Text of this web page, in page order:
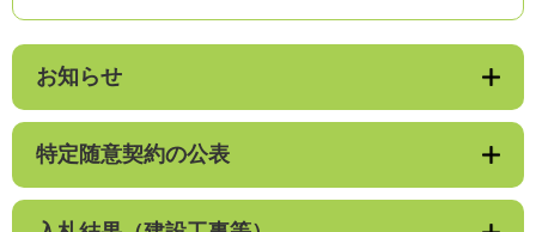
お知らせ
特定随意契約の公表